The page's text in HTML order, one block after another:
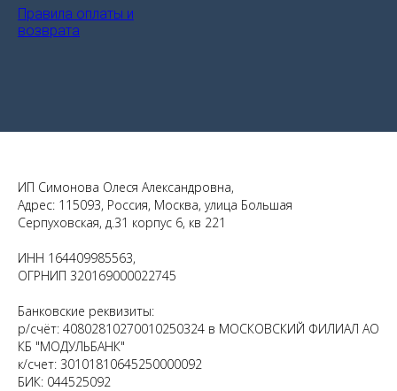
Правила оплаты и
возврата
ИП Симонова Олеся Александровна,
Адрес: 115093, Россия, Москва, улица Большая
Серпуховская, д.31 корпус 6, кв 221
ИНН 164409985563,
ОГРНИП 320169000022745
Банковские реквизиты:
р/счёт: 40802810270010250324 в МОСКОВСКИЙ ФИЛИАЛ АО
КБ "МОДУЛЬБАНК"
к/счет: 30101810645250000092
БИК: 044525092